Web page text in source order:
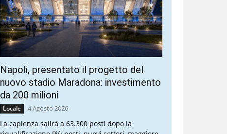
Napoli, presentato il progetto del
nuovo stadio Maradona: investimento
da 200 milioni
Locale 4 Agosto 2026
La capienza salirà a 63.300 posti dopo la